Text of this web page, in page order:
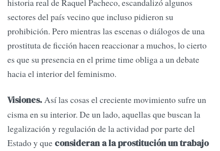
historia real de Raquel Pacheco, escandalizó algunos
sectores del país vecino que incluso pidieron su
prohibición. Pero mientras las escenas o diálogos de una
prostituta de ficción hacen reaccionar a muchos, lo cierto
es que su presencia en el prime time obliga a un debate
hacia el interior del feminismo.
Visiones.Así las cosas el creciente movimiento sufre un
cisma en su interior. De un lado, aquellas que buscan la
legalización y regulación de la actividad por parte del
Estado y que consideran a la prostitución un trabajo